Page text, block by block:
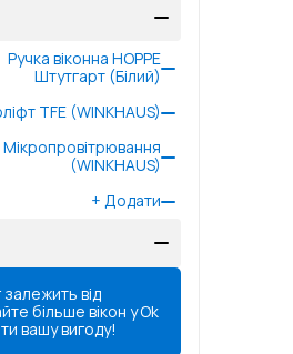
Ручка віконна HOPPE
Штутгарт (Білий)
TFE (WINKHAUS)
Мікропровітрювання
(WINKHAUS)
+ Додати
залежить від
більше вікон у
вашу вигоду!
Ok